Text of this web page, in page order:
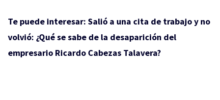
Te puede interesar: Salió a una cita de trabajo y no
volvió: ¿Qué se sabe de la desaparición del
empresario Ricardo Cabezas Talavera?